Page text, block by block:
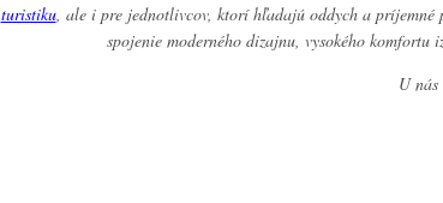
turistiku, ale i pre jednotlivcov, ktorí hľadajú oddych a príjemné
spojenie moderného dizajnu, vysokého
U